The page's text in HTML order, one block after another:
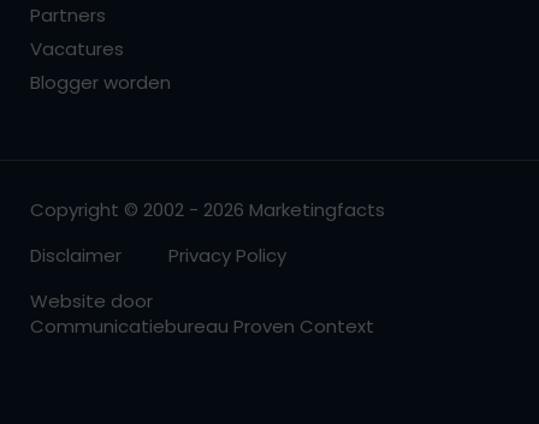
Partners
Vacatures
Blogger worden
Copyright © 2002 - 2026 Marketingfacts
Disclaimer
Privacy Policy
Website door
Communicatiebureau Proven Context